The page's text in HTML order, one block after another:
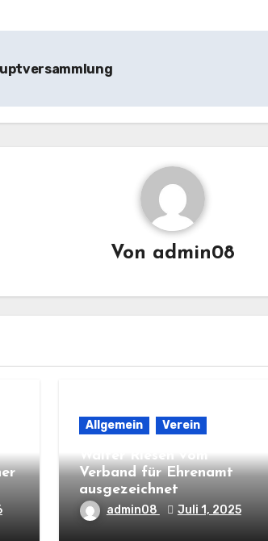
Von admin08
Allgemein Verein
Walter Riesen vom
Verband für Ehrenamt
ausgezeichnet
admin08 Juli 1, 2025